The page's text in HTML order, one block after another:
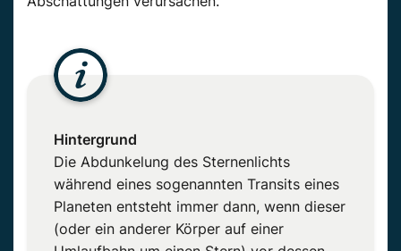
Hintergrund
Die Abdunkelung des Sternenlichts
während eines sogenannten Transits eines
Planeten entsteht immer dann, wenn dieser
(oder ein anderer Körper auf einer